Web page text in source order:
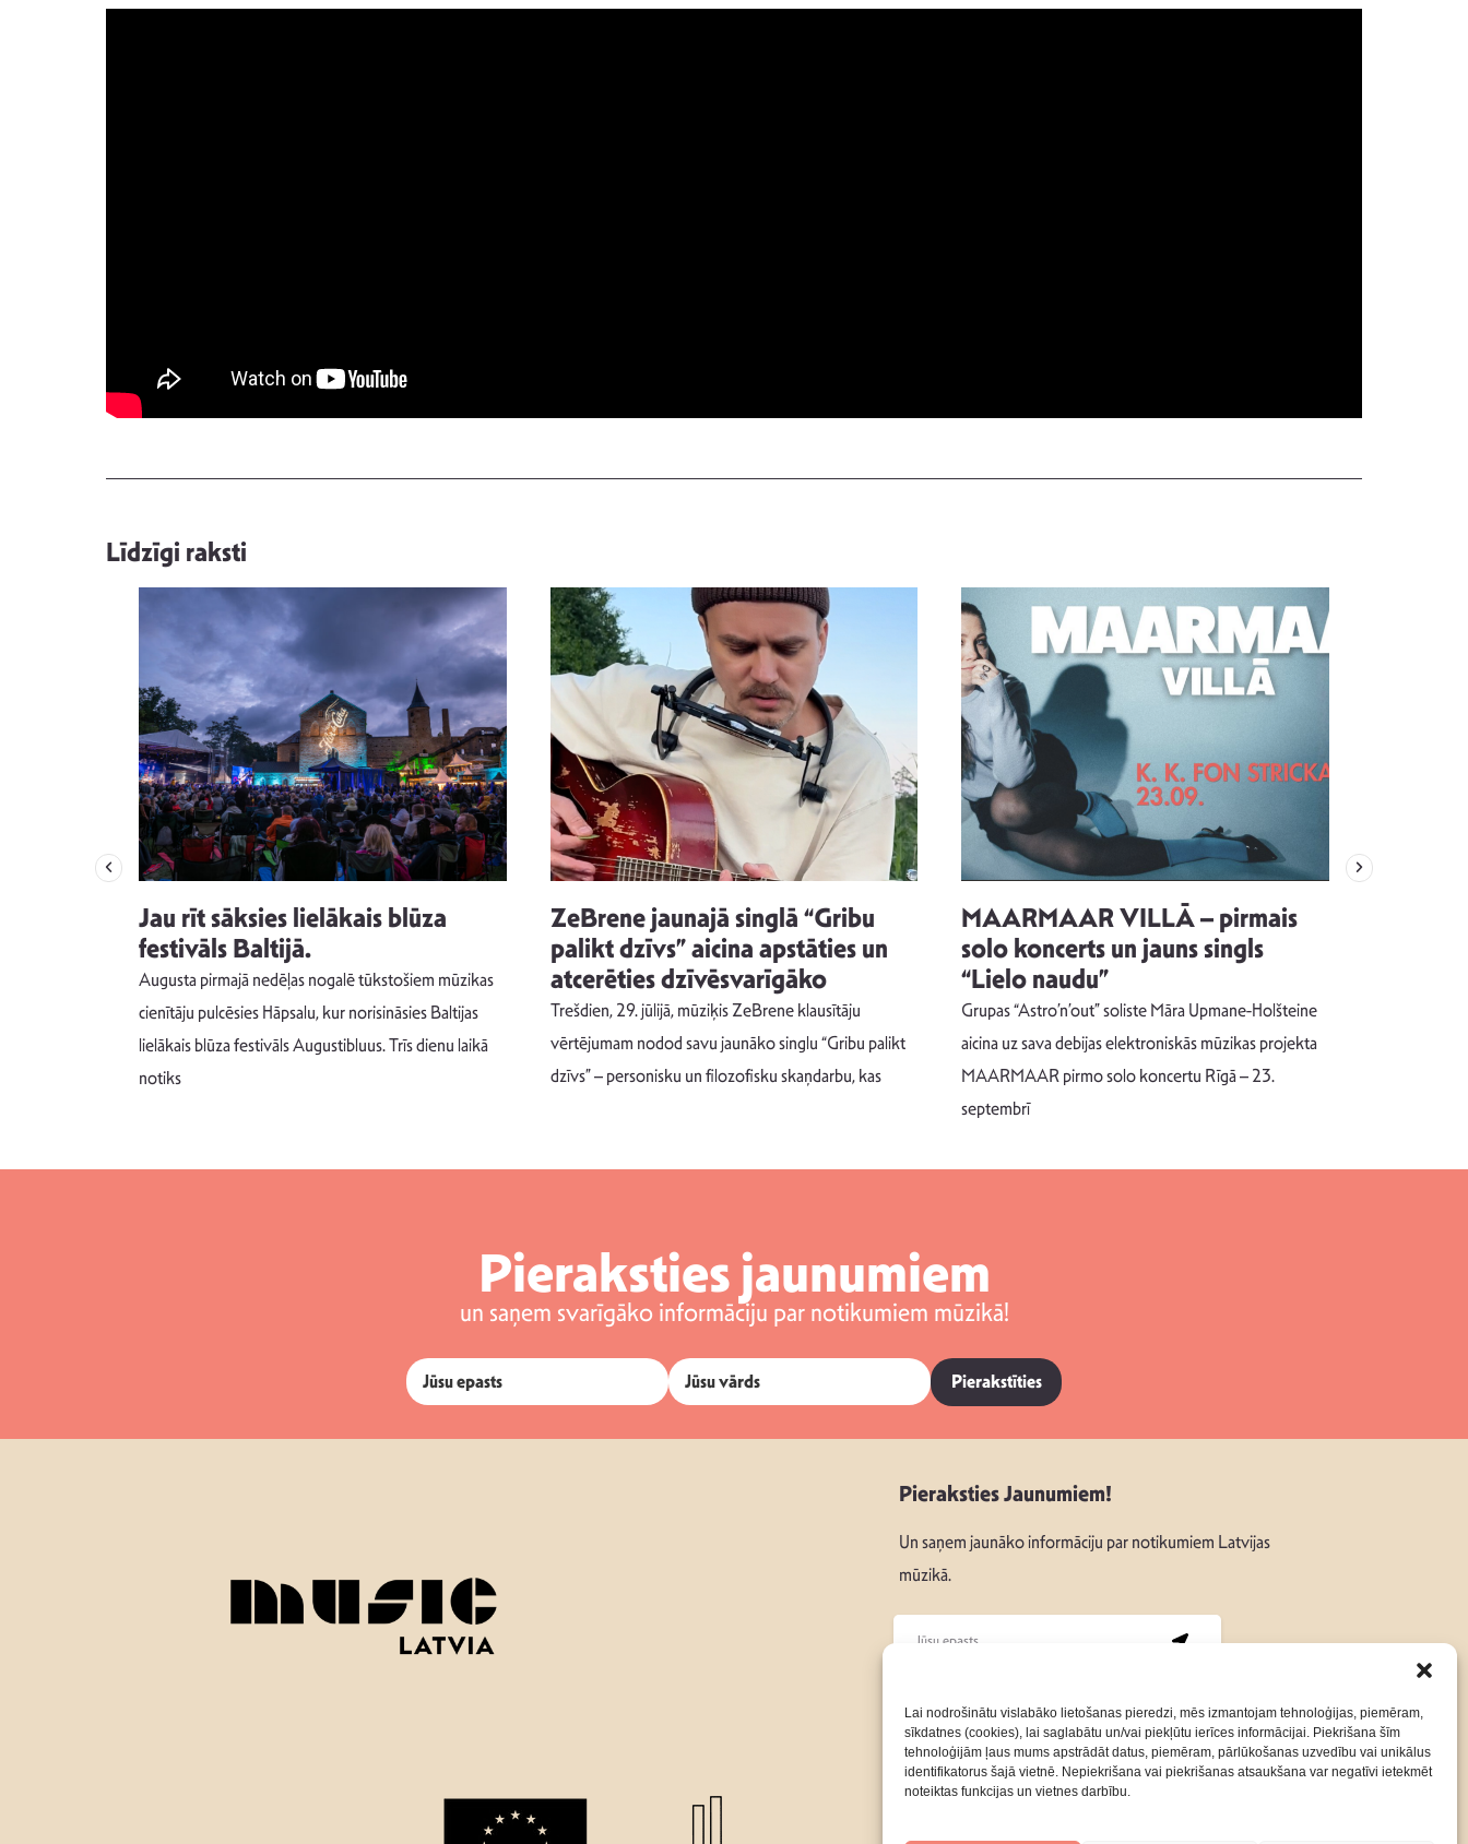
Lai nodrošinātu vislabāko lietošanas pieredzi, mēs izmantojam tehnoloģijas, piemēram,
sīkdatnes (cookies), lai saglabātu un/vai piekļūtu ierīces informācijai. Piekrišana šīm
tehnoloģijām ļaus mums apstrādāt datus, piemēram, pārlūkošanas uzvedību vai unikālus
identifikatorus šajā vietnē. Nepiekrišana vai piekrišanas atsaukšana var negatīvi ietekmēt
noteiktas funkcijas un vietnes darbību.
Līdzīgi raksti
Jau rīt sāksies lielākais blūza
festivāls Baltijā.
Augusta pirmajā nedēļas nogalē tūkstošiem mūzikas
cienītāju pulcēsies Hāpsalu, kur norisināsies Baltijas
lielākais blūza festivāls Augustibluus. Trīs dienu laikā
notiks
ZeBrene jaunajā singlā “Gribu
palikt dzīvs” aicina apstāties un
atcerēties dzīvēsvarīgāko
Trešdien, 29. jūlijā, mūziķis ZeBrene klausītāju
vērtējumam nodod savu jaunāko singlu “Gribu palikt
dzīvs” – personisku un filozofisku skaņdarbu, kas
MAARMAAR VILLĀ – pirmais
solo koncerts un jauns singls
“Lielo naudu”
Grupas “Astro’n’out” soliste Māra Upmane-Holšteine
aicina uz sava debijas elektroniskās mūzikas projekta
MAARMAAR pirmo solo koncertu Rīgā – 23.
septembrī
Pieraksties jaunumiem
un saņem svarīgāko informāciju par notikumiem mūzikā!
Pierakstīties
Pieraksties Jaunumiem!
Un saņem jaunāko informāciju par notikumiem Latvijas
mūzikā.
Seko mums:
Par Mums Kontakti Privātuma Politika